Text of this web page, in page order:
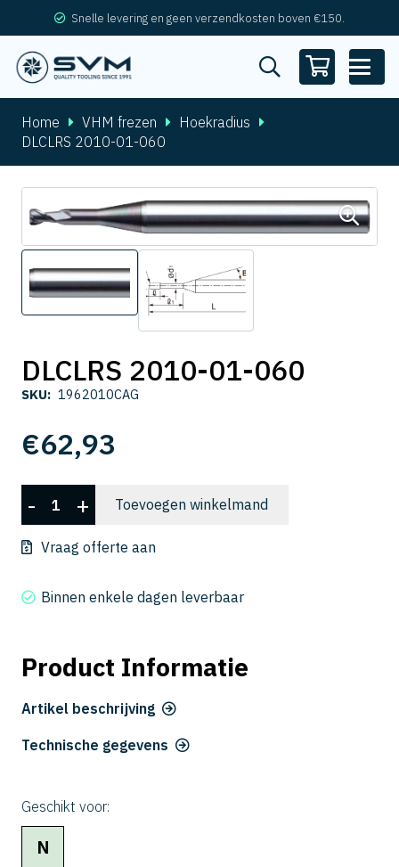
Snelle levering en geen verzendkosten boven €150.
Home VHM frezen
Hoekradius
DLCLRS 2010-01-060
DLCLRS 2010-01-060
SKU: 1962010CAG
€62,93
DLCLRS
2010-
01-
aantal
- + Toevoegen winkelmand
Vraag offerte aan
Binnen enkele dagen leverbaar
Product Informatie
Artikel beschrijving
Technische gegevens
Geschikt voor:
N